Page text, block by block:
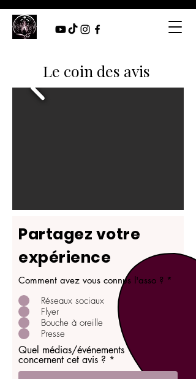
Le coin des avis
Partagez votre
expérience
Comment avez vous connus l'asso ? *
Réseaux sociaux
Flyer
Bouche à oreille
Presse
Quel médias/événements
concernent cet avis ?